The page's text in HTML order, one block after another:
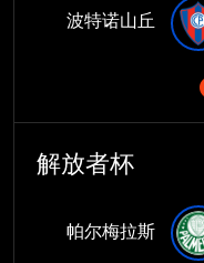
波特诺山丘
解放者杯
帕尔梅拉斯